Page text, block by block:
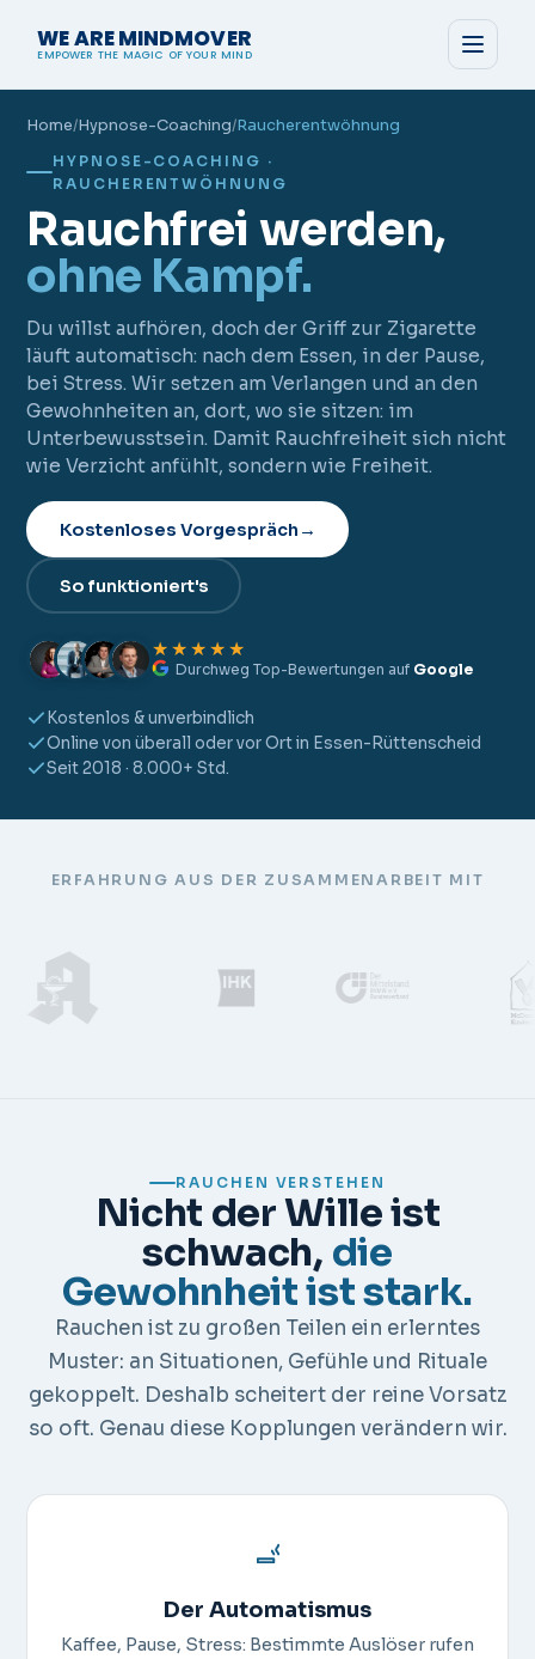
WE ARE MINDMOVER
EMPOWER THE MAGIC OF YOUR MIND
Home/Hypnose-Coaching/Raucherentwöhnung
HYPNOSE-COACHING ·
RAUCHERENTWÖHNUNG
Rauchfrei werden,
ohne Kampf.
Du willst aufhören, doch der Griff zur Zigarette
läuft automatisch: nach dem Essen, in der Pause,
bei Stress. Wir setzen am Verlangen und an den
Gewohnheiten an, dort, wo sie sitzen: im
Unterbewusstsein. Damit Rauchfreiheit sich nicht
wie Verzicht anfühlt, sondern wie Freiheit.
Kostenloses Vorgespräch →
So funktioniert's
★★★★★
Durchweg Top-Bewertungen auf Google
Kostenlos & unverbindlich
Online von überall oder vor Ort in Essen-Rüttenscheid
Seit 2018 · 8.000+ Std.
ERFAHRUNG AUS DER ZUSAMMENARBEIT MIT
RAUCHEN VERSTEHEN
Nicht der Wille ist
schwach, die
Gewohnheit ist stark.
Rauchen ist zu großen Teilen ein erlerntes
Muster: an Situationen, Gefühle und Rituale
gekoppelt. Deshalb scheitert der reine Vorsatz
so oft. Genau diese Kopplungen verändern wir.
Der Automatismus
Kaffee, Pause, Stress: Bestimmte Auslöser rufen